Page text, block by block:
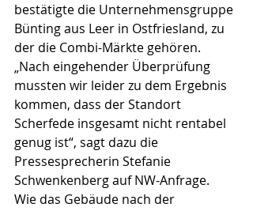
bestätigte die Unternehmensgruppe
Bünting aus Leer in Ostfriesland, zu
der die Combi-Märkte gehören.
„Nach eingehender Überprüfung
mussten wir leider zu dem Ergebnis
kommen, dass der Standort
Scherfede insgesamt nicht rentabel
genug ist“, sagt dazu die
Pressesprecherin Stefanie
Schwenkenberg auf NW-Anfrage.
Wie das Gebäude nach der